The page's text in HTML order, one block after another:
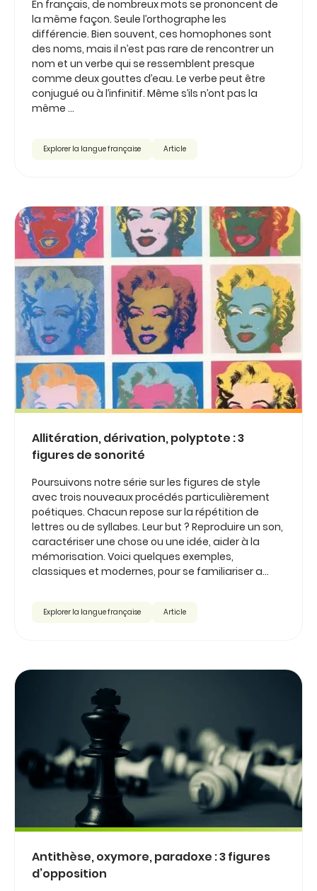
En français, de nombreux mots se prononcent de
la même façon. Seule l’orthographe les
différencie. Bien souvent, ces homophones sont
des noms, mais il n’est pas rare de rencontrer un
nom et un verbe qui se ressemblent presque
comme deux gouttes d’eau. Le verbe peut être
conjugué ou à l’infinitif. Même s’ils n’ont pas la
même ...
Explorer la langue française Article
Allitération, dérivation, polyptote : 3
figures de sonorité
Poursuivons notre série sur les figures de style
avec trois nouveaux procédés particulièrement
poétiques. Chacun repose sur la répétition de
lettres ou de syllabes. Leur but ? Reproduire un son,
caractériser une chose ou une idée, aider à la
mémorisation. Voici quelques exemples,
classiques et modernes, pour se familiariser a...
Explorer la langue française Article
Antithèse, oxymore, paradoxe : 3 figures
d’opposition